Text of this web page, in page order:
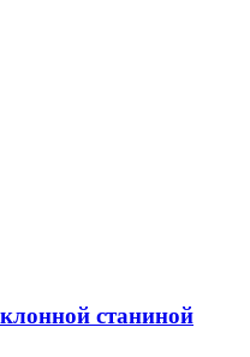
станиной